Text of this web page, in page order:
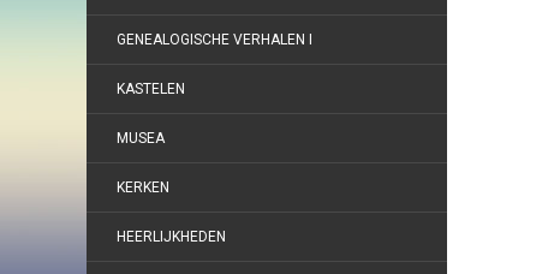
GENEALOGISCHE VERHALEN I
KASTELEN
MUSEA
KERKEN
HEERLIJKHEDEN